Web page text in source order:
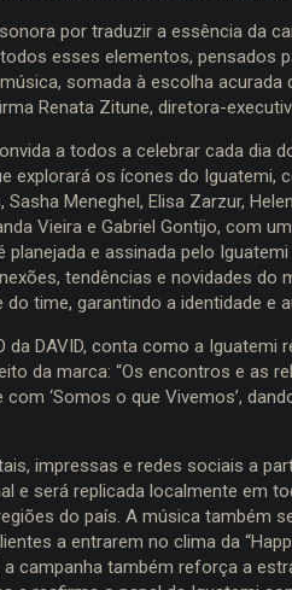
por traduzir a essência da
esses elementos, pensados
somada à escolha
Renata Zitune, diretora-
a todos a celebrar cada dia
explorará os ícones do
Meneghel, Elisa Zarzur,
Vieira e Gabriel Gontijo, com
planejada e assinada pelo
tendências e novidades
time, garantindo a identidade e
da DAVID, conta como a
da marca: “Os encontros e as
‘Somos o que Vivemos’,
impressas e redes sociais a
e será replicada localmente em
do país. A música também
a entrarem no clima da
a campanha também reforça a